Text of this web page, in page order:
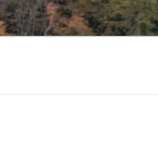
へ
ス